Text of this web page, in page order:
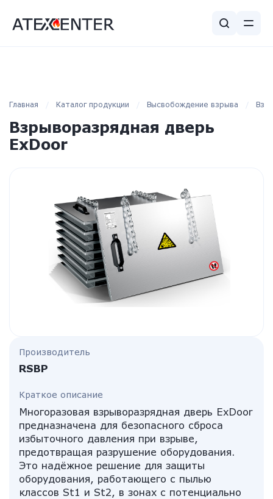
Главная Каталог продукции Высвобождение взрыва
Взрыворазрядная дверь
ExDoor
Производитель
RSBP
Краткое описание
Многоразовая взрыворазрядная дверь ExDoor
предназначена для безопасного сброса
избыточного давления при взрыве,
предотвращая разрушение оборудования.
Это надёжное решение для защиты
оборудования, работающего с пылью
классов St1 и St2, в зонах с потенциально